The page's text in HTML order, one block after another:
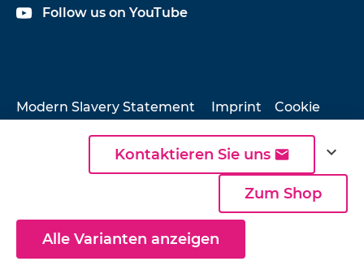
Kontaktieren Sie uns expand_more
Zum Shop
Alle Varianten anzeigen
Follow us on YouTube
Modern Slavery Statement Imprint
Cookie